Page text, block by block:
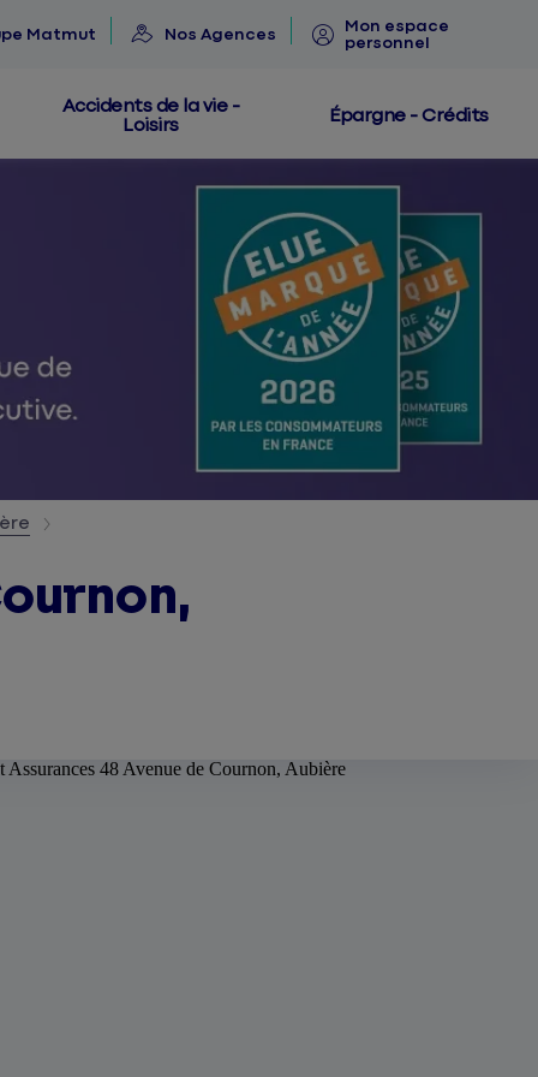
Matmut Nos Agences
Mon espace
personnel
Accidents de la vie -
Loisirs
Épargne - Crédits